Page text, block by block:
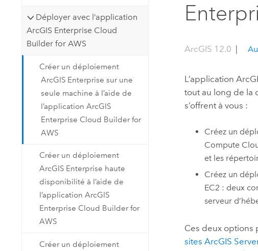
Déployer avec l’application
ArcGIS Enterprise Cloud
Builder for AWS
Créer un déploiement
ArcGIS Enterprise sur une
seule machine à l’aide de
l’application ArcGIS
Enterprise Cloud Builder for
AWS
Créer un déploiement
ArcGIS Enterprise haute
disponibilité à l’aide de
l’application ArcGIS
Enterprise Cloud Builder for
AWS
Créer un déploiement
ArcGIS 12.0 |
L’application
tout au long de la
s’offrent à vous :
Créez un
Compute
et les
Créez un
EC2 : deux
serveur
Ces deux options
sitesArcGIS